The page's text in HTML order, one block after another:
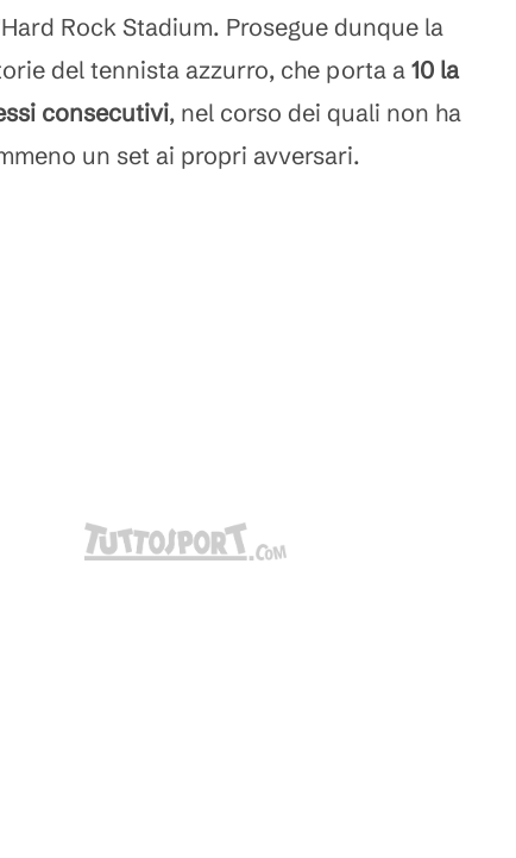
Rock Stadium. Prosegue dunque la
del tennista azzurro, che porta a 10 la
consecutivi, nel corso dei quali non ha
un set ai propri avversari.